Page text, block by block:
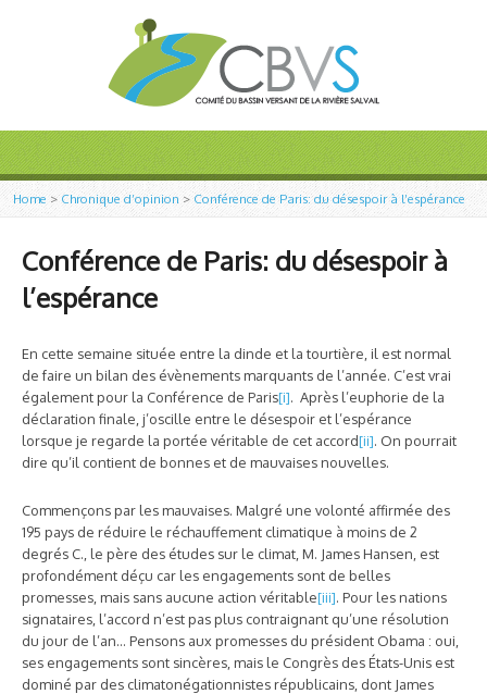
Home >Chronique d’opinion >Conférence de Paris: du désespoir à l’espérance
Conférence de Paris: du désespoir à
l’espérance
En cette semaine située entre la dinde et la tourtière, il est normal
de faire un bilan des évènements marquants de l’année. C’est vrai
également pour la Conférence de Paris[i]. Après l’euphorie de la
déclaration finale, j’oscille entre le désespoir et l’espérance
lorsque je regarde la portée véritable de cet accord[ii]. On pourrait
dire qu’il contient de bonnes et de mauvaises nouvelles.
Commençons par les mauvaises. Malgré une volonté affirmée des
195 pays de réduire le réchauffement climatique à moins de 2
degrés C., le père des études sur le climat, M. James Hansen, est
profondément déçu car les engagements sont de belles
promesses, mais sans aucune action véritable[iii]. Pour les nations
signataires, l’accord n’est pas plus contraignant qu’une résolution
du jour de l’an… Pensons aux promesses du président Obama : oui,
ses engagements sont sincères, mais le Congrès des États-Unis est
dominé par des climatonégationnistes républicains, dont James